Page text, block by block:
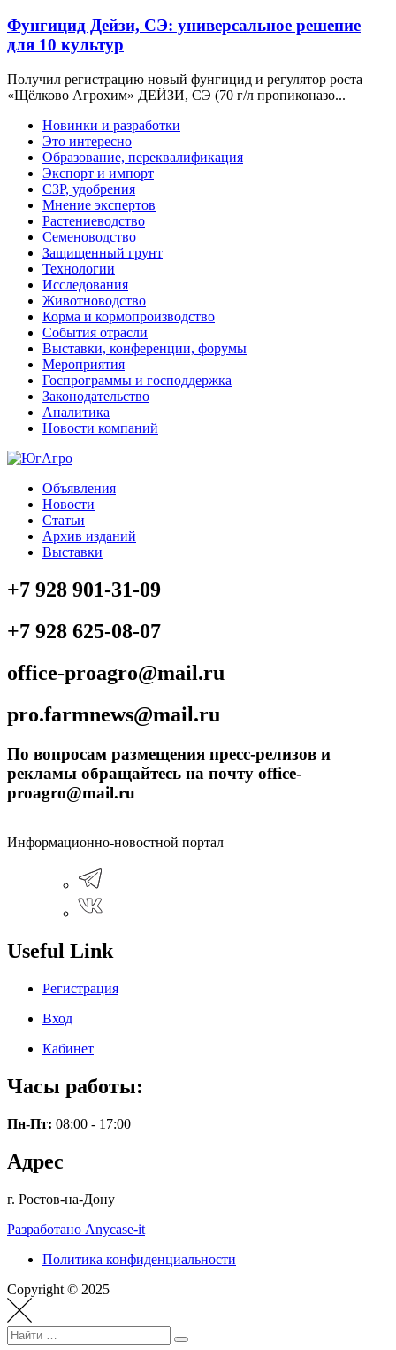
Фунгицид Дейзи, СЭ: универсальное решение
для 10 культур
Получил регистрацию новый фунгицид и регулятор роста
«Щёлково Агрохим» ДЕЙЗИ, СЭ (70 г/л пропиконазо...
Новинки и разработки
Это интересно
Образование, переквалификация
Экспорт и импорт
СЗР, удобрения
Мнение экспертов
Растениеводство
Семеноводство
Защищенный грунт
Технологии
Исследования
Животноводство
Корма и кормопроизводство
События отрасли
Выставки, конференции, форумы
Мероприятия
Госпрограммы и господдержка
Законодательство
Аналитика
Новости компаний
Объявления
Новости
Статьи
Архив изданий
Выставки
+7 928 901-31-09
+7 928 625-08-07
office-proagro@mail.ru
pro.farmnews@mail.ru
По вопросам размещения пресс-релизов и
рекламы обращайтесь на почту office-
proagro@mail.ru
Информационно-новостной портал
Useful Link
Регистрация
Вход
Кабинет
Часы работы:
Пн-Пт: 08:00 - 17:00
Адрес
г. Ростов-на-Дону
Разработано Anycase-it
Политика конфиденциальности
Copyright © 2025